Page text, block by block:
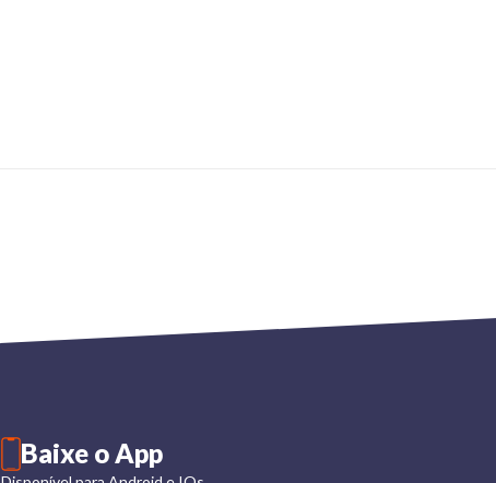
Baixe o App